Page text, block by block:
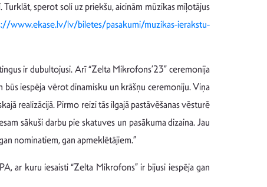
sperot soli uz priekšu, aicinām mūzikas mīļotājus
www.ekase.lv/lv/biletes/pasakumi/muzikas-ierakstu-
ir dubultojusi. Arī “Zelta Mikrofons’23” ceremonija
iespēja vērot dinamisku un krāšņu ceremoniju. Viņa
realizācijā. Pirmo reizi tās ilgajā pastāvēšanas vēsturē
sākuši darbu pie skatuves un pasākuma dizaina. Jau
nominatiem, gan apmeklētājiem.”
ar kuru iesaisti “Zelta Mikrofons” ir bijusi iespēja gan